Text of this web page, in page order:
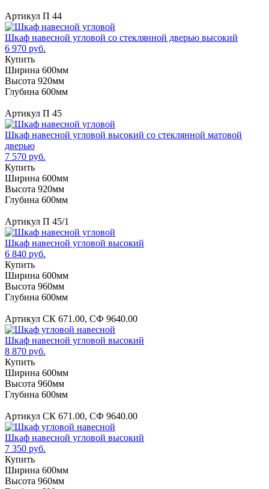
Артикул П 44
Шкаф навесной угловой со стеклянной дверью высокий
6 970 руб.
Купить
Ширина 600мм
Высота 920мм
Глубина 600мм
Артикул П 45
Шкаф навесной угловой высокий со стеклянной матовой
дверью
7 570 руб.
Купить
Ширина 600мм
Высота 920мм
Глубина 600мм
Артикул П 45/1
Шкаф навесной угловой высокий
6 840 руб.
Купить
Ширина 600мм
Высота 960мм
Глубина 600мм
Артикул СК 671.00, СФ 9640.00
Шкаф навесной угловой высокий
8 870 руб.
Купить
Ширина 600мм
Высота 960мм
Глубина 600мм
Артикул СК 671.00, СФ 9640.00
Шкаф навесной угловой высокий
7 350 руб.
Купить
Ширина 600мм
Высота 960мм